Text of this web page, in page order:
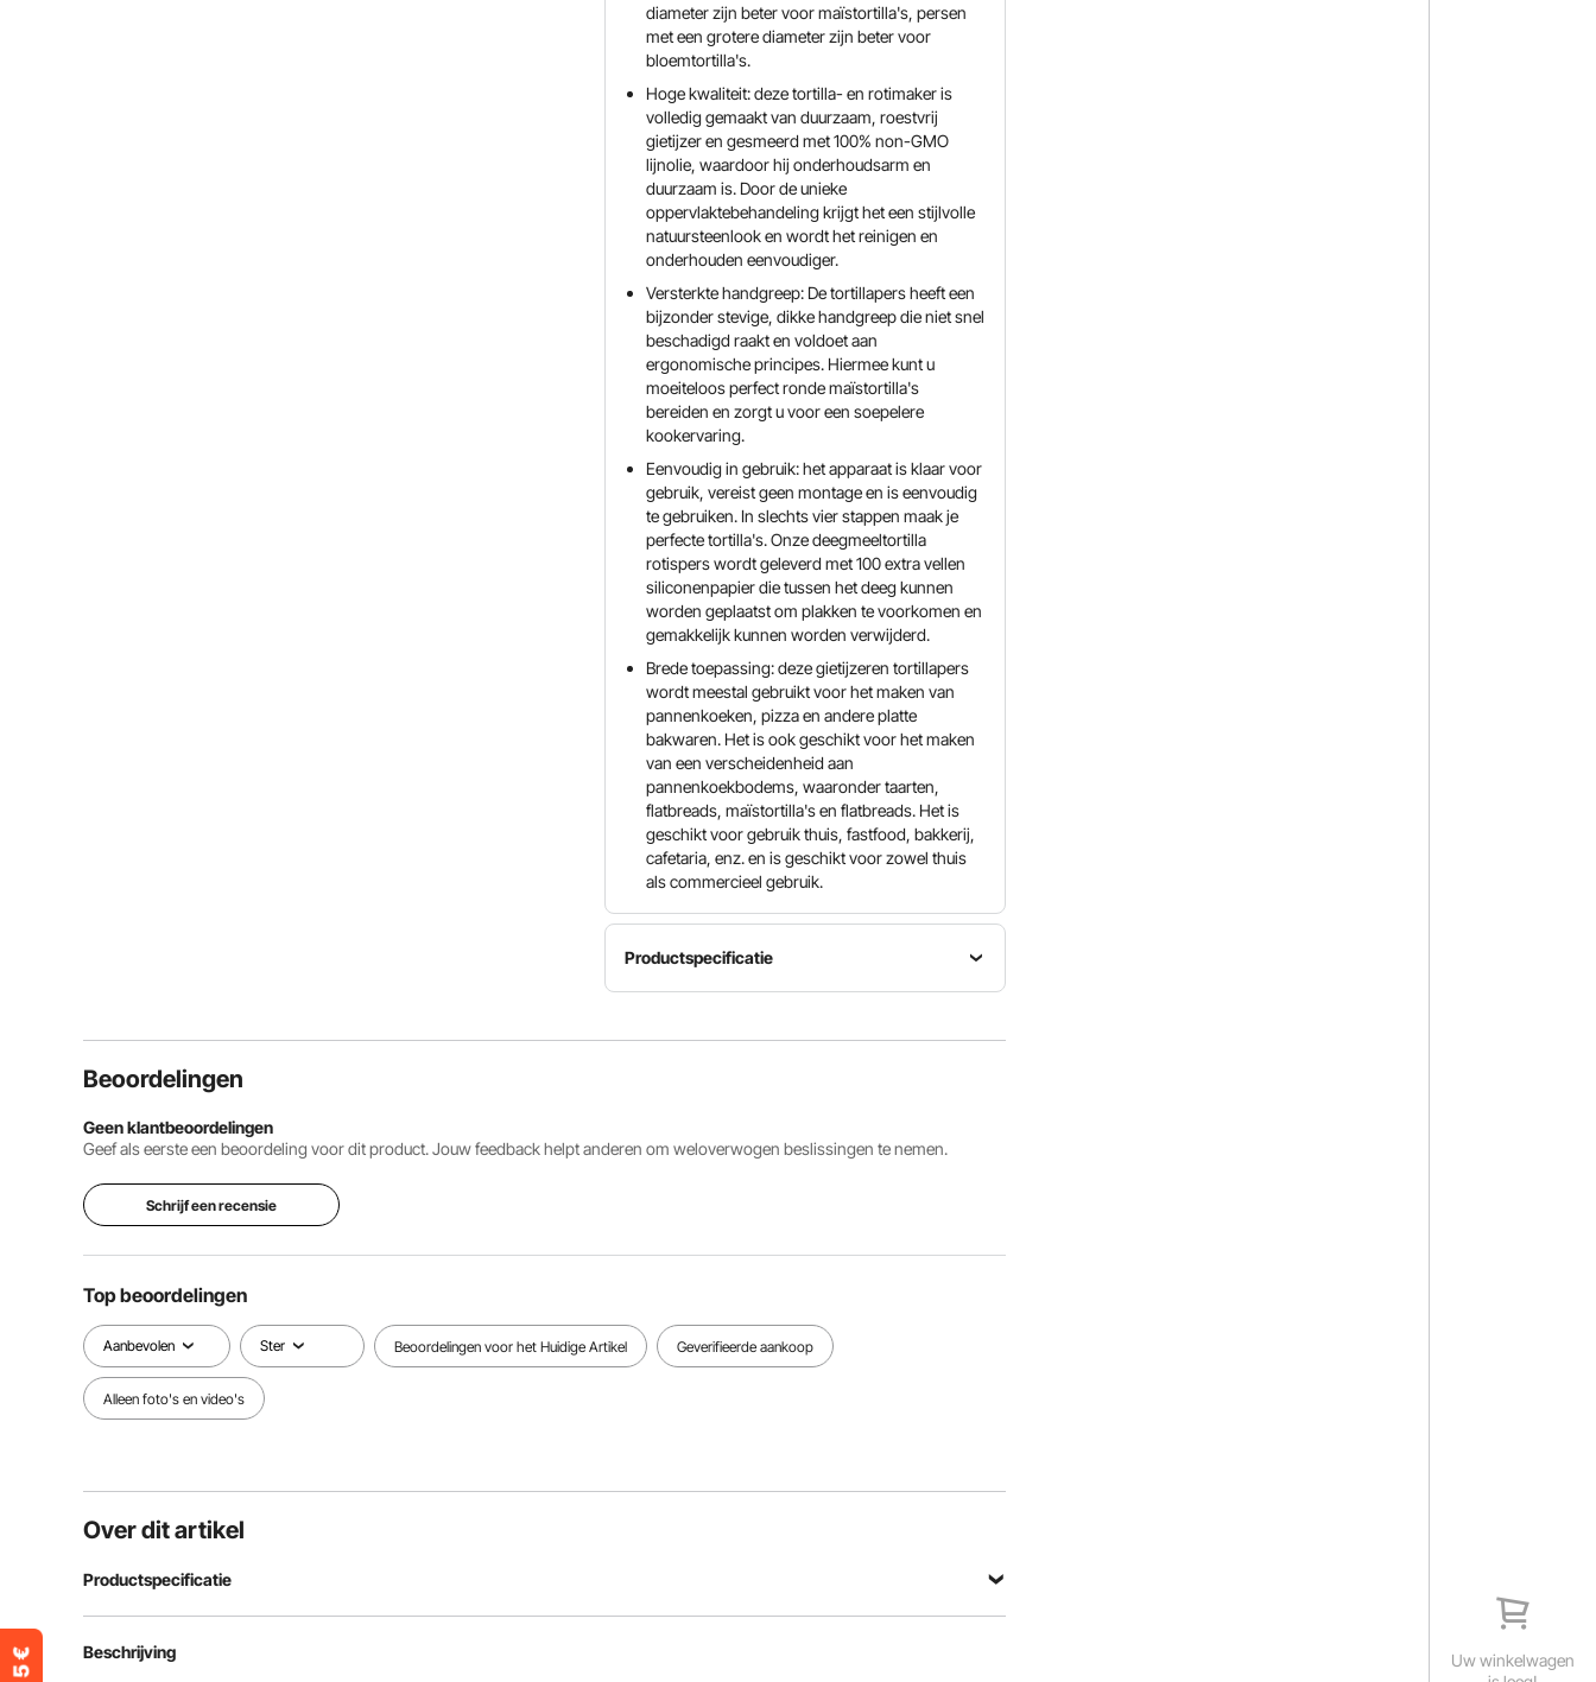
Uw winkelwagen
diameter zijn beter voor maïstortilla's, persen
met een grotere diameter zijn beter voor
bloemtortilla's.
Hoge kwaliteit: deze tortilla- en rotimaker is
volledig gemaakt van duurzaam, roestvrij
gietijzer en gesmeerd met 100% non-GMO
lijnolie, waardoor hij onderhoudsarm en
duurzaam is. Door de unieke
oppervlaktebehandeling krijgt het een stijlvolle
natuursteenlook en wordt het reinigen en
onderhouden eenvoudiger.
Versterkte handgreep: De tortillapers heeft een
bijzonder stevige, dikke handgreep die niet snel
beschadigd raakt en voldoet aan
ergonomische principes. Hiermee kunt u
moeiteloos perfect ronde maïstortilla's
bereiden en zorgt u voor een soepelere
kookervaring.
Eenvoudig in gebruik: het apparaat is klaar voor
gebruik, vereist geen montage en is eenvoudig
te gebruiken. In slechts vier stappen maak je
perfecte tortilla's. Onze deegmeeltortilla
rotispers wordt geleverd met 100 extra vellen
siliconenpapier die tussen het deeg kunnen
worden geplaatst om plakken te voorkomen en
gemakkelijk kunnen worden verwijderd.
Brede toepassing: deze gietijzeren tortillapers
wordt meestal gebruikt voor het maken van
pannenkoeken, pizza en andere platte
bakwaren. Het is ook geschikt voor het maken
van een verscheidenheid aan
pannenkoekbodems, waaronder taarten,
flatbreads, maïstortilla's en flatbreads. Het is
geschikt voor gebruik thuis, fastfood, bakkerij,
cafetaria, enz. en is geschikt voor zowel thuis
als commercieel gebruik.
Productspecificatie
9,84 inch
HoofdmateriaalProductgewicht
12,20 x
Beoordelingen
Geen klantbeoordelingen
Geef als eerste een beoordeling voor dit product. Jouw feedback helpt anderen om weloverwogen beslissingen te nemen.
Schrijf een recensie
Top beoordelingen
Aanbevolen Ster Beoordelingen voor het Huidige Artikel Geverifieerde aankoop
Alleen foto's en video's
Over dit artikel
Productspecificatie
Artikelmodelnummer
Beschrijving